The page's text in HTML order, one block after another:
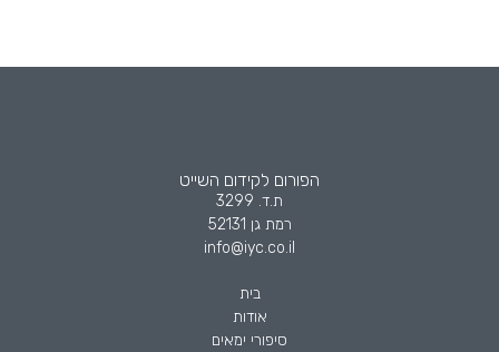
הפורום לקידום השייט
ת.ד. 3299
רמת גן 52131
info@iyc.co.il
בית
אודות
סיפורי ימאים